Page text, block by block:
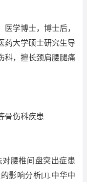
医学博士，博士后，
药大学硕士研究生导
科，擅长颈肩腰腿痛
骨伤科疾患
腰椎间盘突出症患
影响分析[J].中华中